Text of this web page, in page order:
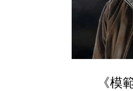
《模